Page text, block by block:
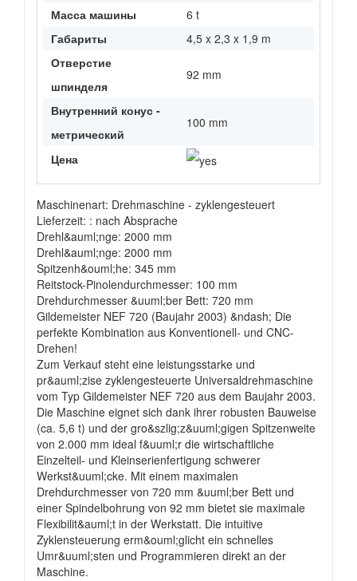
Масса машины
6 t
Габариты
4,5 x 2,3 x 1,9 m
Отверстие
шпинделя
92 mm
Внутренний конус -
метрический
100 mm
Цена
Maschinenart: Drehmaschine - zyklengesteuert
Lieferzeit: : nach Absprache
Drehl&auml;nge: 2000 mm
Drehl&auml;nge: 2000 mm
Spitzenh&ouml;he: 345 mm
Reitstock-Pinolendurchmesser: 100 mm
Drehdurchmesser &uuml;ber Bett: 720 mm
Gildemeister NEF 720 (Baujahr 2003) &ndash; Die
perfekte Kombination aus Konventionell- und CNC-
Drehen!
Zum Verkauf steht eine leistungsstarke und
pr&auml;zise zyklengesteuerte Universaldrehmaschine
vom Typ Gildemeister NEF 720 aus dem Baujahr 2003.
Die Maschine eignet sich dank ihrer robusten Bauweise
(ca. 5,6 t) und der gro&szlig;z&uuml;gigen Spitzenweite
von 2.000 mm ideal f&uuml;r die wirtschaftliche
Einzelteil- und Kleinserienfertigung schwerer
Werkst&uuml;cke. Mit einem maximalen
Drehdurchmesser von 720 mm &uuml;ber Bett und
einer Spindelbohrung von 92 mm bietet sie maximale
Flexibilit&auml;t in der Werkstatt. Die intuitive
Zyklensteuerung erm&ouml;glicht ein schnelles
Umr&uuml;sten und Programmieren direkt an der
Maschine.